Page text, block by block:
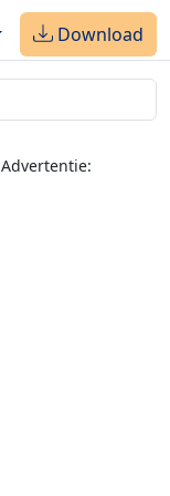
Download
Advertentie: